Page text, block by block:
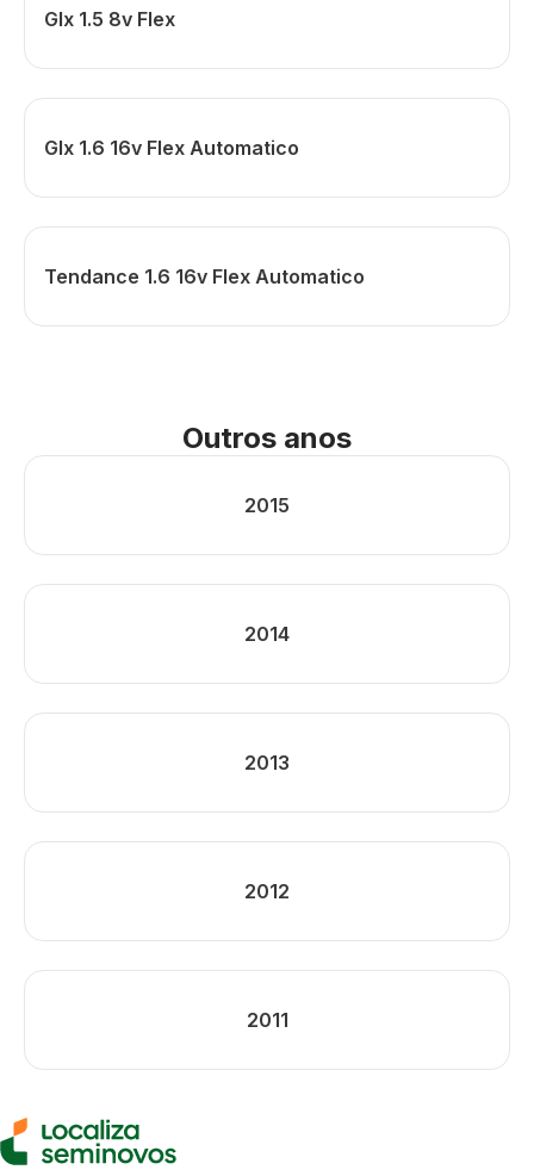
Glx 1.5 8v Flex
Glx 1.6 16v Flex Automatico
Tendance 1.6 16v Flex Automatico
Outros anos
2015
2014
2013
2012
2011